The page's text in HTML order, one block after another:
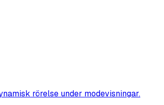
rörelse under modevisningar.